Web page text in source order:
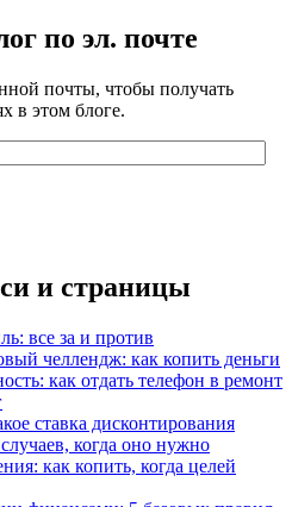
по эл. почте
почты, чтобы получать
в этом блоге.
и страницы
все за и против
челлендж: как копить деньги
как отдать телефон в ремонт
ставка дисконтирования
когда оно нужно
как копить, когда целей